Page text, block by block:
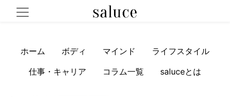
ホーム ボディ マインド
ライフスタイル
仕事・キャリア
コラム一覧 saluceとは